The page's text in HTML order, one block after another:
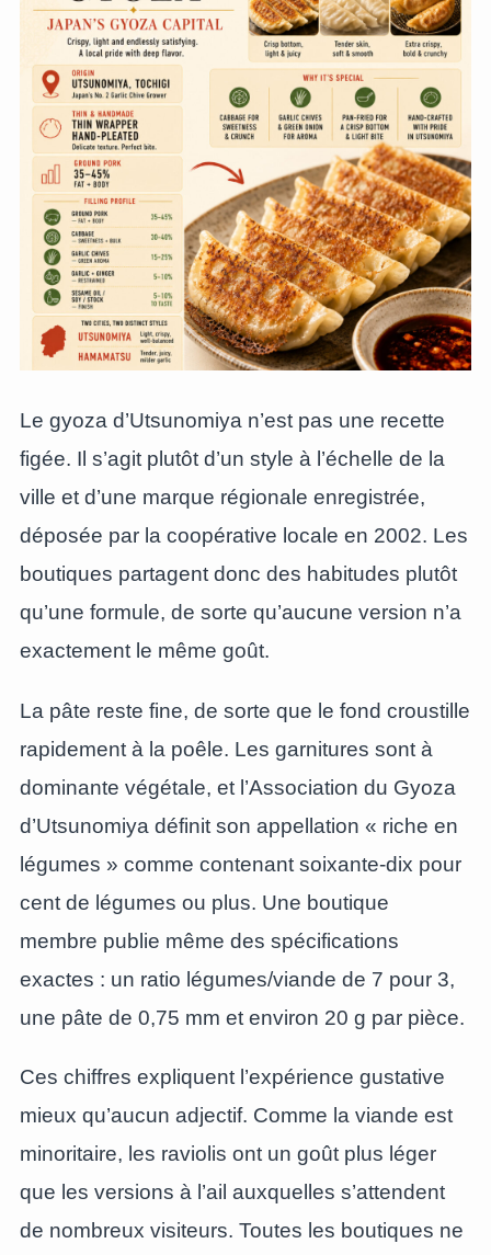
Le gyoza d’Utsunomiya n’est pas une recette
figée. Il s’agit plutôt d’un style à l’échelle de la
ville et d’une marque régionale enregistrée,
déposée par la coopérative locale en 2002. Les
boutiques partagent donc des habitudes plutôt
qu’une formule, de sorte qu’aucune version n’a
exactement le même goût.
La pâte reste fine, de sorte que le fond croustille
rapidement à la poêle. Les garnitures sont à
dominante végétale, et l’Association du Gyoza
d’Utsunomiya définit son appellation « riche en
légumes » comme contenant soixante-dix pour
cent de légumes ou plus. Une boutique
membre publie même des spécifications
exactes : un ratio légumes/viande de 7 pour 3,
une pâte de 0,75 mm et environ 20 g par pièce.
Ces chiffres expliquent l’expérience gustative
mieux qu’aucun adjectif. Comme la viande est
minoritaire, les raviolis ont un goût plus léger
que les versions à l’ail auxquelles s’attendent
de nombreux visiteurs. Toutes les boutiques ne